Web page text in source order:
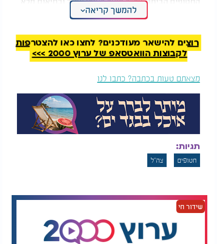
עם הגופים הלאומיים והביטחוניים הרלוונטיים לצורך
עמידה במשימות אלה, ולא נרפה עד להשלמתן.
להמשך קריאה
רוצים להישאר מעודכנים? לחצו כאן להצטרפות
לקבוצות הוואטסאפ של ערוץ 2000 >>>
מצאתם טעות בכתבה? כתבו לנו
תגיות:
חטופים צה"ל
שידור חי